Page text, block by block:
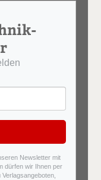
Newsletter mit
dürfen wir Ihnen per